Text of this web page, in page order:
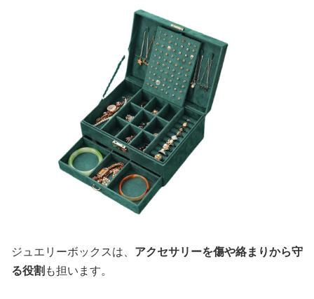
ジュエリーボックスは、 アクセサリーを傷や絡まりから守
る役割も担います。